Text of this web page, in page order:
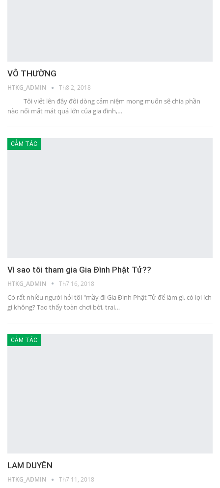
VÔ THƯỜNG
HTKG_ADMIN Th8 2, 2018
Tôi viết lên đây đôi dòng cảm niệm mong muốn sẽ chia phần
nào nổi mất mát quá lớn của gia đình,…
CẢM TÁC
Vì sao tôi tham gia Gia Đình Phật Tử??
HTKG_ADMIN Th7 16, 2018
Có rất nhiều người hỏi tôi "mầy đi Gia Đình Phật Tử để làm gì, có lợi ích
gì không? Tao thấy toàn chơi bời, trai…
CẢM TÁC
LAM DUYÊN
HTKG_ADMIN Th7 11, 2018